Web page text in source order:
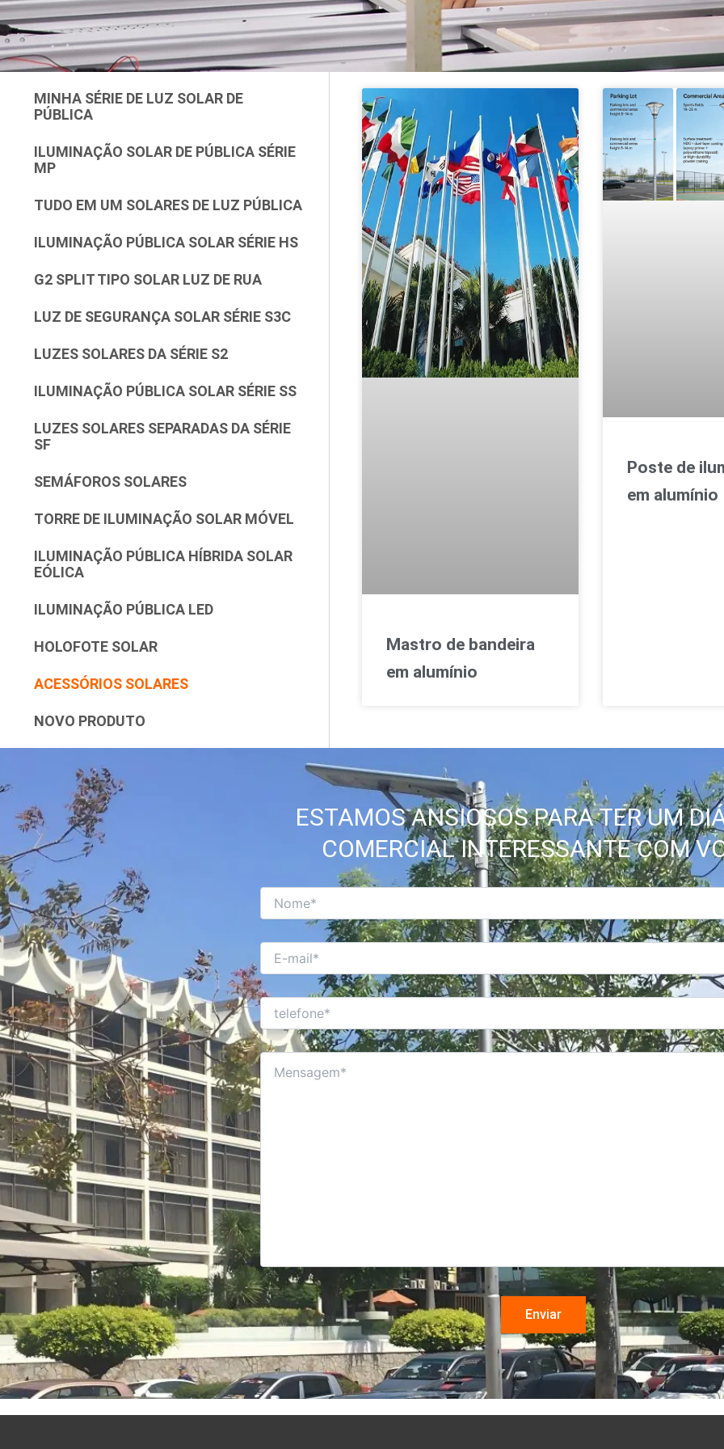
MINHA SÉRIE DE LUZ SOLAR DE
PÚBLICA
ILUMINAÇÃO SOLAR DE PÚBLICA SÉRIE
MP
TUDO EM UM SOLARES DE LUZ PÚBLICA
ILUMINAÇÃO PÚBLICA SOLAR SÉRIE HS
G2 SPLIT TIPO SOLAR LUZ DE RUA
LUZ DE SEGURANÇA SOLAR SÉRIE S3C
LUZES SOLARES DA SÉRIE S2
ILUMINAÇÃO PÚBLICA SOLAR SÉRIE SS
LUZES SOLARES SEPARADAS DA SÉRIE
SF
SEMÁFOROS SOLARES
TORRE DE ILUMINAÇÃO SOLAR MÓVEL
ILUMINAÇÃO PÚBLICA HÍBRIDA SOLAR
EÓLICA
ILUMINAÇÃO PÚBLICA LED
HOLOFOTE SOLAR
ACESSÓRIOS SOLARES
NOVO PRODUTO
Mastro de bandeira
em alumínio
Poste de
em alumínio
ESTAMOS ANSIOSOS PARA TER UM
COMERCIAL INTERESSANTE COM